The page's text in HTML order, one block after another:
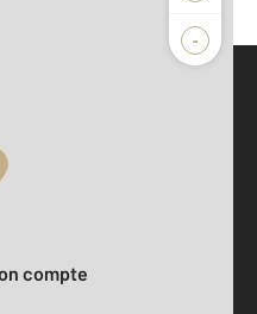
-
compte